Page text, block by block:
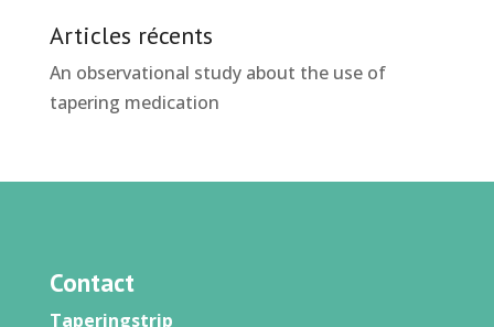
Articles récents
An observational study about the use of
tapering medication
Contact
Taperingstrip